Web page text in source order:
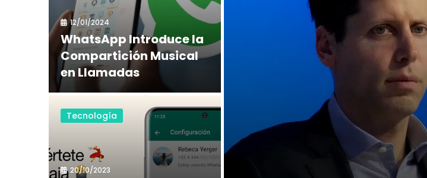
12/01/2024
WhatsApp Introduce la
Compartición Musical
en Llamadas
Tecnología
20/10/2023